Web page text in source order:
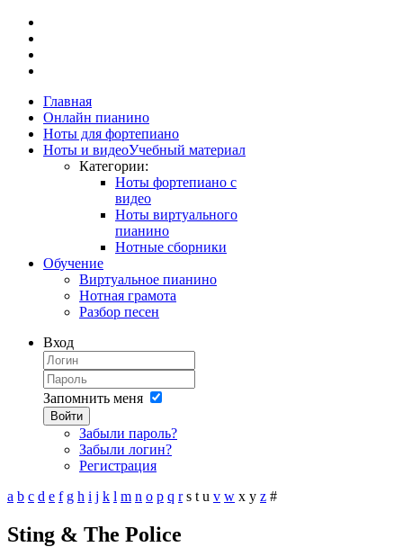
Главная
Онлайн пианино
Ноты для фортепиано
Ноты и видеоУчебный материал
Категории:
Ноты фортепиано с
видео
Ноты виртуального
пианино
Нотные сборники
Обучение
Виртуальное пианино
Нотная грамота
Разбор песен
Вход
Запомнить меня
Войти
Забыли пароль?
Забыли логин?
Регистрация
a b c d e f g h i j k l m n o p q r s t u v w x y z #
Sting & The Police